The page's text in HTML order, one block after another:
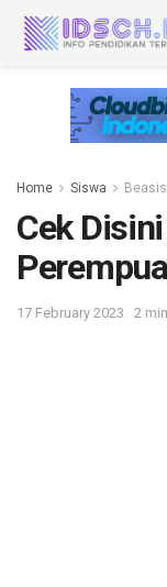
Home Siswa
Cek
17 February 2023 2